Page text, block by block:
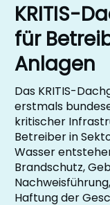
KRITIS-
für
Anlagen
Das KRITIS-
erstmals
kritischer
Betreiber in
Wasser
Brandschutz,
Haftung der